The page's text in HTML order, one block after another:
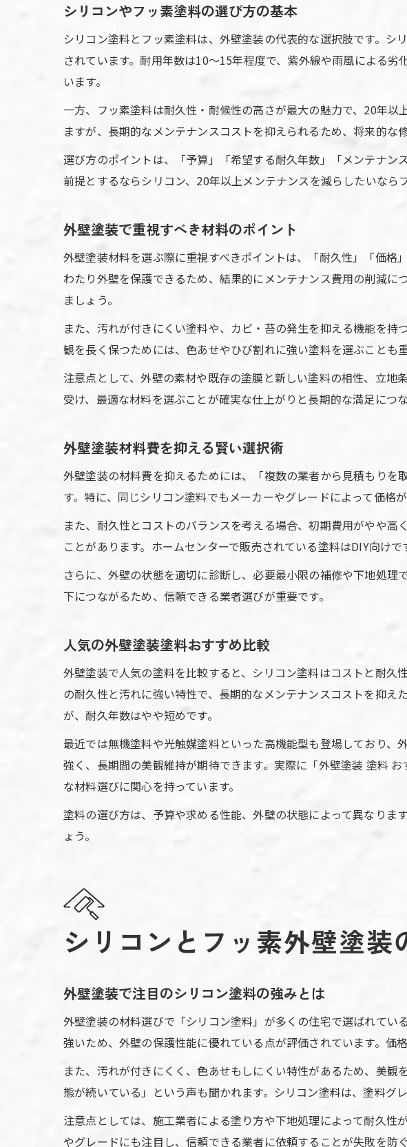
シリコ
外壁塗
外壁塗装材
外壁塗
グレー
外壁塗
美観とコス
外壁塗
長く美
外壁塗
美観
シリコンやフッ素塗料の選び方の基本
シリコン塗料とフッ素塗料は、外壁塗装の代表的な選択肢です。
されています。耐用年数は10〜15年程度で、紫外線や雨風による
います。
一方、フッ素塗料は耐久性・耐候性の高さが最大の魅力で、20年
ますが、長期的なメンテナンスコストを抑えられるため、将来的な
選び方のポイントは、「予算」「希望する耐久年数」「メンテナ
前提とするならシリコン、20年以上メンテナンスを減らしたいなら
外壁塗装で重視すべき材料のポイント
外壁塗装材料を選ぶ際に重視すべきポイントは、「耐久性」「価
わたり外壁を保護できるため、結果的にメンテナンス費用の削減
ましょう。
また、汚れが付きにくい塗料や、カビ・苔の発生を抑える機能を
観を長く保つためには、色あせやひび割れに強い塗料を選ぶことも重
注意点として、外壁の素材や既存の塗膜と新しい塗料の相性、立
受け、最適な材料を選ぶことが確実な仕上がりと長期的な満足につな
外壁塗装材料費を抑える賢い選択術
外壁塗装の材料費を抑えるためには、「複数の業者から見積もり
す。特に、同じシリコン塗料でもメーカーやグレードによって価格
また、耐久性とコストのバランスを考える場合、初期費用がやや
ことがあります。ホームセンターで販売されている塗料はDIY向け
さらに、外壁の状態を適切に診断し、必要最小限の補修や下地処
下につながるため、信頼できる業者選びが重要です。
人気の外壁塗装塗料おすすめ比較
外壁塗装で人気の塗料を比較すると、シリコン塗料はコストと耐
の耐久性と汚れに強い特性で、長期的なメンテナンスコストを抑
が、耐久年数はやや短めです。
最近では無機塗料や光触媒塗料といった高機能型も登場しており
強く、長期間の美観維持が期待できます。実際に「外壁塗装 塗料
な材料選びに関心を持っています。
塗料の選び方は、予算や求める性能、外壁の状態によって異なり
ょう。
シリコンとフッ素外壁塗装
外壁塗装で注目のシリコン塗料の強みとは
外壁塗装の材料選びで「シリコン塗料」が多くの住宅で選ばれて
強いため、外壁の保護性能に優れている点が評価されています。価
また、汚れが付きにくく、色あせもしにくい特性があるため、美
態が続いている」という声も聞かれます。シリコン塗料は、塗料グ
注意点としては、施工業者による塗り方や下地処理によって耐久
やグレードにも注目し、信頼できる業者に依頼することが失敗を防ぐ